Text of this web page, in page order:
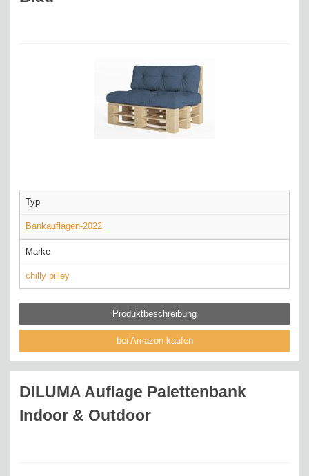
Typ
Bankauflagen-2022
Marke
chilly pilley
Produktbeschreibung
bei Amazon kaufen
DILUMA Auflage Palettenbank
Indoor & Outdoor